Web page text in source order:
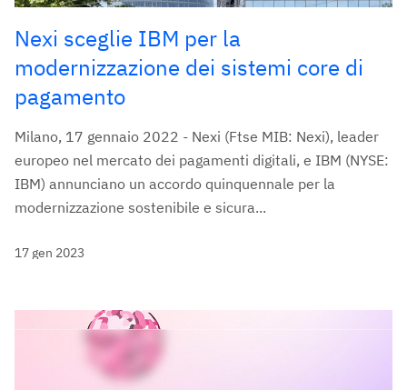
Nexi sceglie IBM per la
modernizzazione dei sistemi core di
pagamento
Milano, 17 gennaio 2022 - Nexi (Ftse MIB: Nexi), leader
europeo nel mercato dei pagamenti digitali, e IBM (NYSE:
IBM) annunciano un accordo quinquennale per la
modernizzazione sostenibile e sicura...
17 gen 2023